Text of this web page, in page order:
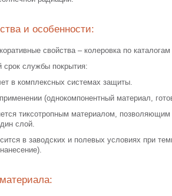
и особенности:
свойства – колеровка по
службы покрытия:
в комплексных системах защиты.
(однокомпонентный материал,
тиксотропным материалом, позволяющим
слой.
в заводских и полевых условиях при